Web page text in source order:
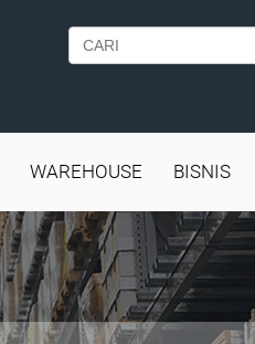
WAREHOUSE BISNIS